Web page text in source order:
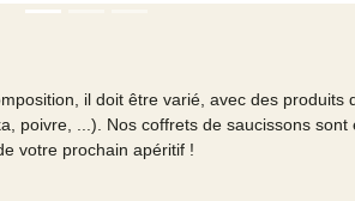
il doit être varié, avec des
poivre, ...). Nos coffrets de saucissons
votre prochain apéritif !